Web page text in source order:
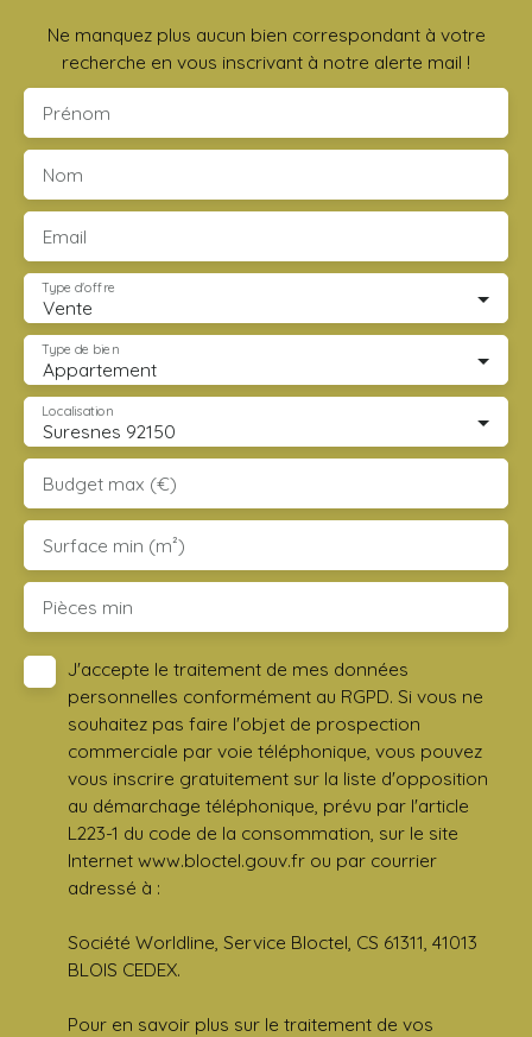
Ne manquez plus aucun bien correspondant à votre
recherche en vous inscrivant à notre alerte mail !
Prénom
Nom
Email
Vente
Type d'offre
Appartement
Type de bien
Suresnes 92150
Localisation
Budget max (€)
Surface min (m²)
Pièces min
J'accepte le traitement de mes données
personnelles conformément au RGPD. Si vous ne
souhaitez pas faire l'objet de prospection
commerciale par voie téléphonique, vous pouvez
vous inscrire gratuitement sur la liste d'opposition
au démarchage téléphonique, prévu par l'article
L223-1 du code de la consommation, sur le site
Internet www.bloctel.gouv.fr ou par courrier
adressé à :
Société Worldline, Service Bloctel, CS 61311, 41013
BLOIS CEDEX.
Pour en savoir plus sur le traitement de vos